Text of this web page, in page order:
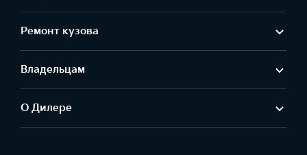
Ремонт кузова
Владельцам
О Дилере